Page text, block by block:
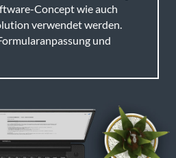
Concept wie auch
verwendet werden.
und